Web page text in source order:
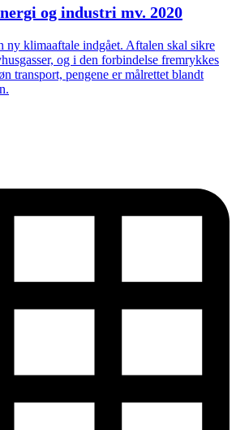
og industri mv. 2020
ny klimaaftale indgået. Aftalen skal sikre
og i den forbindelse fremrykkes
transport, pengene er målrettet blandt